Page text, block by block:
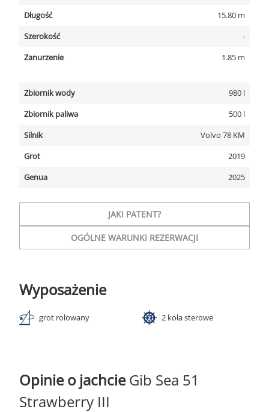
Długość
15.80 m
Szerokość
-
Zanurzenie
1.85 m
Zbiornik wody
980 l
Zbiornik paliwa
500 l
Silnik
Volvo 78 KM
Grot
2019
Genua
2025
JAKI PATENT?
OGÓLNE WARUNKI REZERWACJI
Wyposażenie
grot rolowany 2 koła sterowe
Opinie o jachcieGib Sea 51
Strawberry III